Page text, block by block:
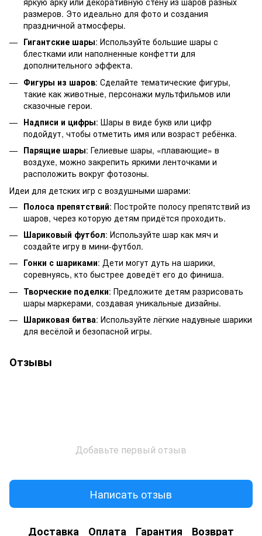
размеров. Это идеально для фото и создания
праздничной атмосферы.
Гигантские шары: Используйте большие шары с
блестками или наполненные конфетти для
дополнительного эффекта.
Фигуры из шаров: Сделайте тематические фигуры,
такие как животные, персонажи мультфильмов или
сказочные герои.
Надписи и цифры: Шары в виде букв или цифр
подойдут, чтобы отметить имя или возраст ребёнка.
Парящие шары: Гелиевые шары, «плавающие» в
воздухе, можно закрепить яркими ленточками и
расположить вокруг фотозоны.
Идеи для детских игр с воздушными шарами:
Полоса препятствий: Постройте полосу препятствий из
шаров, через которую детям придётся проходить.
Шариковый футбол: Используйте шар как мяч и
создайте игру в мини-футбол.
Гонки с шариками: Дети могут дуть на шарики,
соревнуясь, кто быстрее доведёт его до финиша.
Творческие поделки: Предложите детям разрисовать
шары маркерами, создавая уникальные дизайны.
Шариковая битва: Используйте лёгкие надувные шарики
для весёлой и безопасной игры.
Отзывы
Добавьте первый отзыв
Написать отзыв
Доставка Оплата Гарантия Возврат